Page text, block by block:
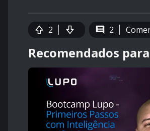
2 2
Recomendados